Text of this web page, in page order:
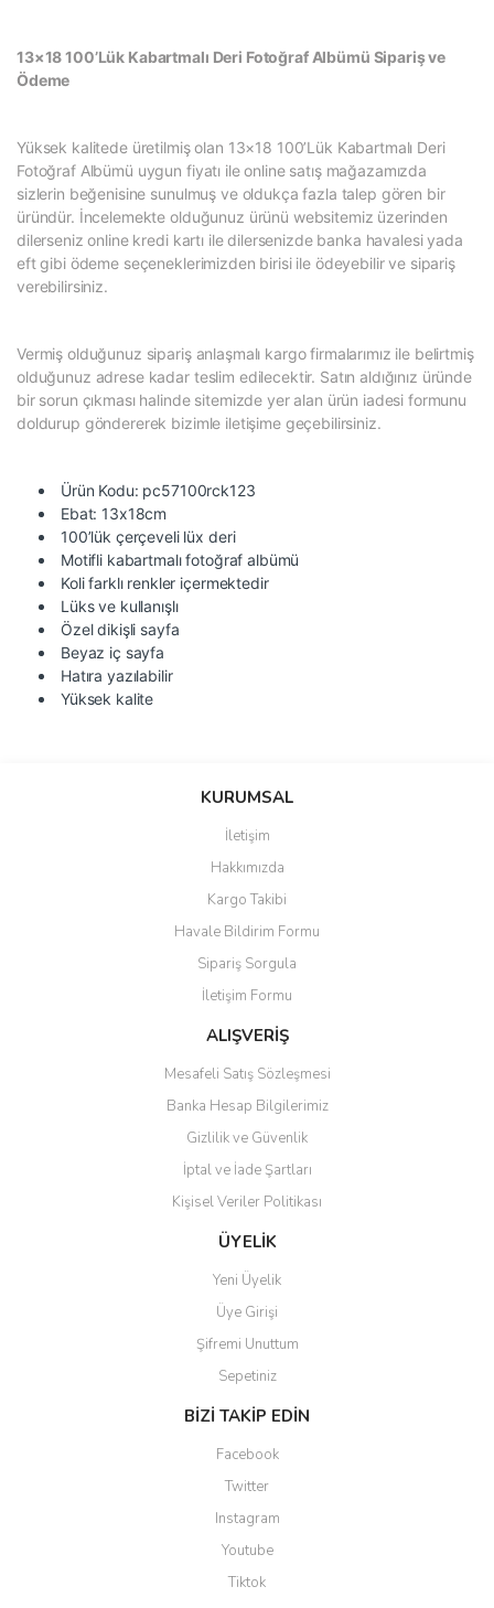
13×18 100’Lük Kabartmalı Deri Fotoğraf Albümü Sipariş ve
Ödeme
Yüksek kalitede üretilmiş olan 13×18 100’Lük Kabartmalı Deri
Fotoğraf Albümü uygun fiyatı ile online satış mağazamızda
sizlerin beğenisine sunulmuş ve oldukça fazla talep gören bir
üründür. İncelemekte olduğunuz ürünü websitemiz üzerinden
dilerseniz online kredi kartı ile dilersenizde banka havalesi yada
eft gibi ödeme seçeneklerimizden birisi ile ödeyebilir ve sipariş
verebilirsiniz.
Vermiş olduğunuz sipariş anlaşmalı kargo firmalarımız ile belirtmiş
olduğunuz adrese kadar teslim edilecektir. Satın aldığınız üründe
bir sorun çıkması halinde sitemizde yer alan ürün iadesi formunu
doldurup göndererek bizimle iletişime geçebilirsiniz.
Ürün Kodu: pc57100rck123
Ebat: 13x18cm
100’lük çerçeveli lüx deri
Motifli kabartmalı fotoğraf albümü
Koli farklı renkler içermektedir
Lüks ve kullanışlı
Özel dikişli sayfa
Beyaz iç sayfa
Hatıra yazılabilir
Yüksek kalite
Bu ürüne ilk yorumu siz yapın!
Ürün resmi kalitesiz, bozuk veya görüntülenemiyor.
Ürün açıklamasında eksik bilgiler bulunuyor.
Ürün bilgilerinde hatalar bulunuyor.
Ürün fiyatı diğer sitelerden daha pahalı.
Bu ürüne benzer farklı alternatifler olmalı.
Gönder
KURUMSAL
İletişim
Hakkımızda
Kargo Takibi
Havale Bildirim Formu
Sipariş Sorgula
İletişim Formu
ALIŞVERİŞ
Mesafeli Satış Sözleşmesi
Banka Hesap Bilgilerimiz
Gizlilik ve Güvenlik
İptal ve İade Şartları
Kişisel Veriler Politikası
ÜYELİK
Yeni Üyelik
Üye Girişi
Şifremi Unuttum
Sepetiniz
BİZİ TAKİP EDİN
Facebook
Twitter
Instagram
Youtube
Tiktok